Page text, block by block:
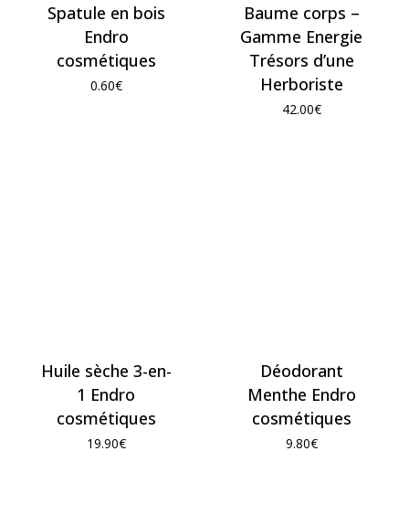
Spatule en bois
Endro
cosmétiques
0.60€
Baume corps –
Gamme Energie
Trésors d’une
Herboriste
42.00€
Huile sèche 3-en-
1 Endro
cosmétiques
19.90€
Déodorant
Menthe Endro
cosmétiques
9.80€